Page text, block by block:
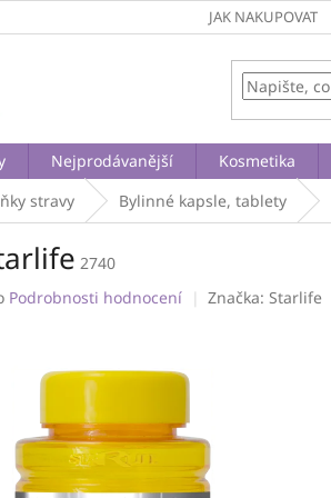
JAK NAKUPOVAT
Nejprodávanější Kosmetika
stravy Bylinné kapsle, tablety
2740
Podrobnosti hodnocení Značka: Starlife